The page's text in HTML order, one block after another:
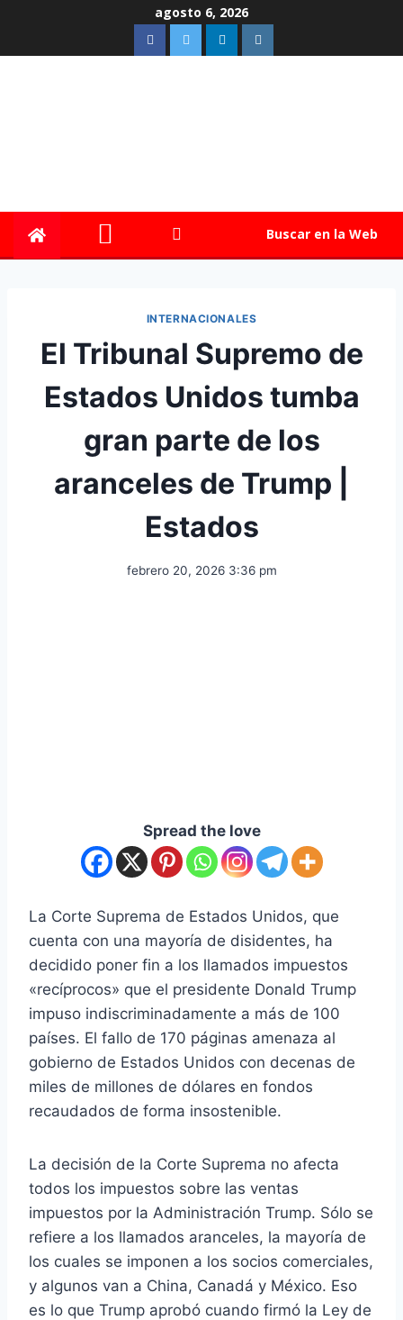
agosto 6, 2026
Buscar en la Web
INTERNACIONALES
El Tribunal Supremo de
Estados Unidos tumba
gran parte de los
aranceles de Trump |
Estados
febrero 20, 2026 3:36 pm
Spread the love
La Corte Suprema de Estados Unidos, que
cuenta con una mayoría de disidentes, ha
decidido poner fin a los llamados impuestos
«recíprocos» que el presidente Donald Trump
impuso indiscriminadamente a más de 100
países. El fallo de 170 páginas amenaza al
gobierno de Estados Unidos con decenas de
miles de millones de dólares en fondos
recaudados de forma insostenible.
La decisión de la Corte Suprema no afecta
todos los impuestos sobre las ventas
impuestos por la Administración Trump. Sólo se
refiere a los llamados aranceles, la mayoría de
los cuales se imponen a los socios comerciales,
y algunos van a China, Canadá y México. Eso
es lo que Trump aprobó cuando firmó la Ley de